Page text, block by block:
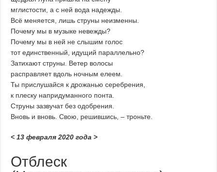
мглистости, а с ней вода надежды.
Всё меняется, лишь струны неизменны.
Почему мы в музыке невежды?
Почему мы в ней не слышим голос
тот единственный, идущий параллельно?
Затихают струны. Ветер волосы
расправляет вдоль ночным елеем.
Ты прислушайся к дрожанью серебрения,
к плеску напридуманного понта.
Струны зазвучат без одобрения.
Вновь и вновь. Свою, решившись, – троньте.
< 13 февраля 2020 года >
Отблеск